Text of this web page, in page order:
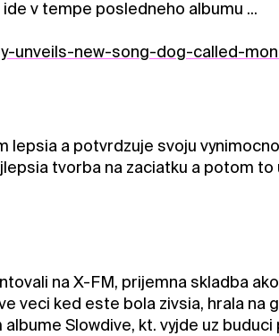
ide v tempe posledneho albumu ...
unveils-new-song-dog-called-
lepsia a potvrdzuje svoju
tvorba na zaciatku a potom
na X-FM, prijemna skladba
veci ked este bola zivsia, hrala na
Slowdive, kt. vyjde uz